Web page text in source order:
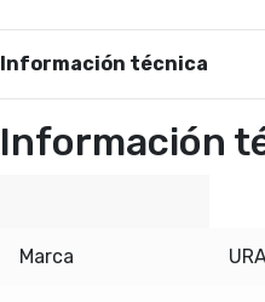
Información técnica
Información
Marca